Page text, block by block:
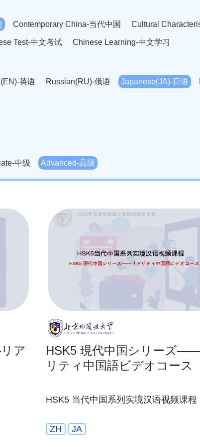
Contemporary China-当代中国 Cultural
Test-中文考试 Chinese Learning-中文学习
英语 Russian(RU)-俄语 Japanese(JA)-日语
柬埔寨语
中级 Advanced-高级
ア
HSK5 現代中国シリーズ
リティ中国語ビデオコース
HSK5 当代中国系列实境汉语视频课程
ZH JA